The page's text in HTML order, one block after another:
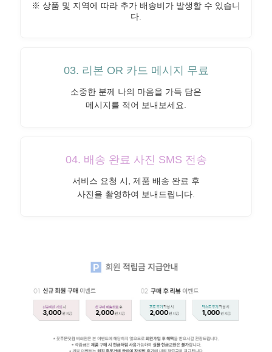
※ 상품 및 지역에 따라 추가 배송비가 발생할 수 있습니
다.
03. 리본 OR 카드 메시지 무료
소중한 분께 나의 마음을 가득 담은
메시지를 적어 보내보세요.
04. 배송 완료 사진 SMS 전송
서비스 요청 시, 제품 배송 완료 후
사진을 촬영하여 보내드립니다.